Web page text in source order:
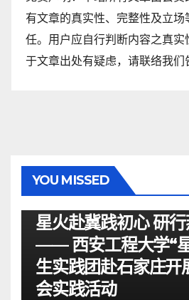
有文章的真实性、完整性及立场
任。用户应自行判断内容之真实
于文章出处有疑虑，请联络我
YOU MISSED
星火赴冀践初心 研
—— 西安工程大学“
生实践团赴石家庄开
会实践活动